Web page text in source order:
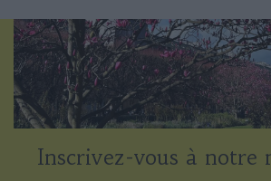
Inscrivez-vous à notre